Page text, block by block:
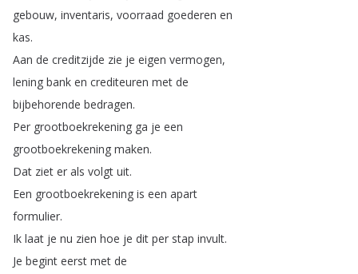
gebouw, inventaris, voorraad goederen en
kas.
Aan de creditzijde zie je eigen vermogen,
lening bank en crediteuren met de
bijbehorende bedragen.
Per grootboekrekening ga je een
grootboekrekening maken.
Dat ziet er als volgt uit.
Een grootboekrekening is een apart
formulier.
Ik laat je nu zien hoe je dit per stap invult.
Je begint eerst met de